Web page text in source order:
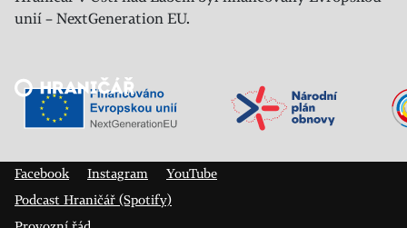
unií – NextGeneration EU.
Veřejný sál Hraničář, spolek
Facebook
Instagram
YouTube
Podcast Hraničář (Spotify)